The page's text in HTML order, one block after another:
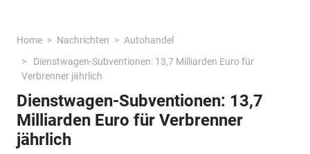
Home Nachrichten
Autohandel
Dienstwagen-Subventionen: 13,7 Milliarden Euro für
Verbrenner jährlich
Dienstwagen-Subventionen: 13,7
Milliarden Euro für Verbrenner
jährlich